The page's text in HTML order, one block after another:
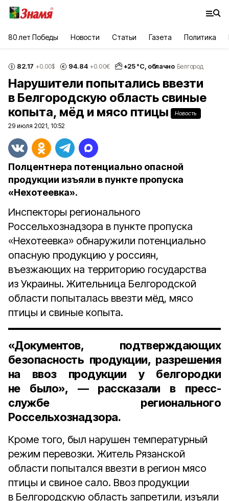
80 лет Победы Новости Статьи Газета Политика
82.17 +0.00$ 94.84 +0.00€ +25°С, облачно Белгород
Нарушители попытались ввезти
в Белгородскую область свиные
копыта, мёд и мясо птицы
Новость
29 июля 2021, 10:52
Полцентнера потенциально опасной
продукции изъяли в пункте пропуска
«Нехотеевка».
Инспекторы регионального
Россельхознадзора в пункте пропуска
«Нехотеевка» обнаружили потенциально
опасную продукцию у россиян,
въезжающих на территорию государства
из Украины. Жительница Белгородской
области попыталась ввезти мёд, мясо
птицы и свиные копыта.
«Документов, подтверждающих
безопасность продукции, разрешения
на ввоз продукции у белгородки
не было», — рассказали в пресс-
службе регионального
Россельхознадзора.
Кроме того, был нарушен температурный
режим перевозки. Житель Рязанской
области попытался ввезти в регион мясо
птицы и свиное сало. Ввоз продукции
в Белгородскую область запретили, изъяли